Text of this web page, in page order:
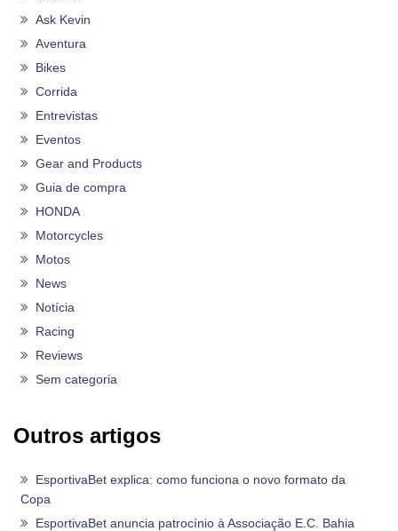
Ask Kevin
Aventura
Bikes
Corrida
Entrevistas
Eventos
Gear and Products
Guia de compra
HONDA
Motorcycles
Motos
News
Notícia
Racing
Reviews
Sem categoria
Outros artigos
EsportivaBet explica: como funciona o novo formato da
Copa
EsportivaBet anuncia patrocínio à Associação E.C. Bahia